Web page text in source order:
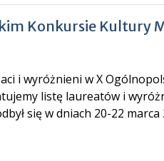
Konkursie Kultury
i wyróżnieni w X
listę laureatów i
się w dniach 20-22